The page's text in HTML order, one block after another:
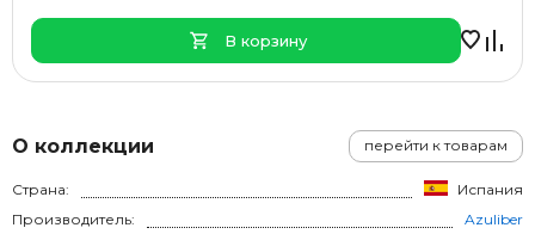
О коллекции перейти к товарам
Страна:
Испания
Производитель:
Azuliber
В корзину